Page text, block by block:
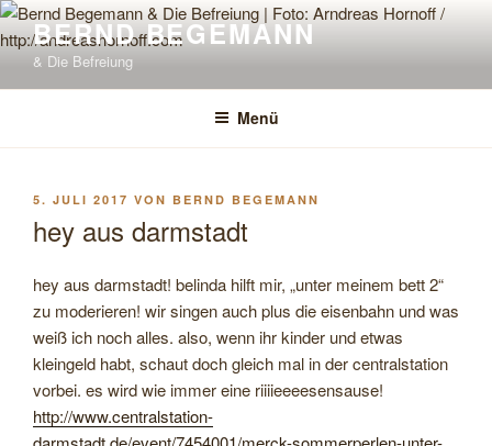
Zum
Inhalt
springen
BERND BEGEMANN
& Die Befreiung
Menü
VERÖFFENTLICHT
5. JULI 2017 VON BERND BEGEMANN
hey aus darmstadt
hey aus darmstadt! belinda hilft mir, „unter meinem bett 2“
zu moderieren! wir singen auch plus die eisenbahn und was
weiß ich noch alles. also, wenn ihr kinder und etwas
kleingeld habt, schaut doch gleich mal in der centralstation
vorbei. es wird wie immer eine riiiieeeesensause!
http://www.centralstation-